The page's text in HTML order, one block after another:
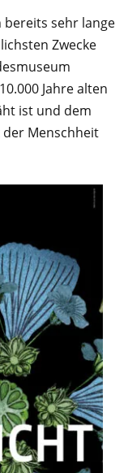
bereits sehr lange
Zwecke
Jahre alten
ist und dem
Menschheit